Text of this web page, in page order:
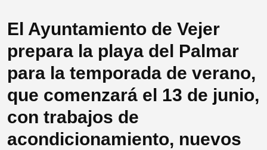
El Ayuntamiento de Vejer
prepara la playa del Palmar
para la temporada de verano,
que comenzará el 13 de junio,
con trabajos de
acondicionamiento, nuevos